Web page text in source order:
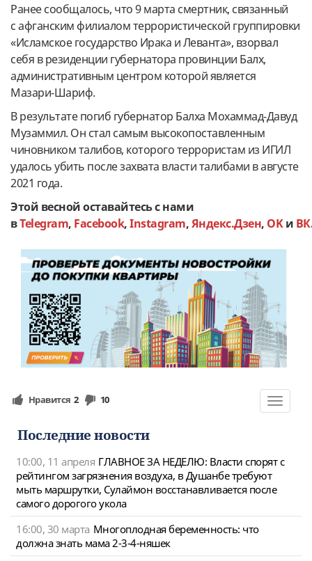
Ранее сообщалось, что 9 марта смертник, связанный
с афганским филиалом террористической группировки
«Исламское государство Ирака и Леванта», взорвал
себя в резиденции губернатора провинции Балх,
административным центром которой является
Мазари-Шариф.
В результате погиб губернатор Балха Мохаммад-Давуд
Музаммил. Он стал самым высокопоставленным
чиновником талибов, которого террористам из ИГИЛ
удалось убить после захвата власти талибами в августе
2021 года.
Этой весной оставайтесь с нами
вTelegram, Facebook,Instagram,Яндекс.Дзен, OKи ВК
Toggle
Нравится 2 10
Последние новости
10:00, 11 апреля ГЛАВНОЕ ЗА НЕДЕЛЮ: Власти спорят с
рейтингом загрязнения воздуха, в Душанбе требуют
мыть маршрутки, Сулаймон восстанавливается после
самого дорогого укола
16:00, 30 марта Многоплодная беременность: что
должна знать мама 2-3-4-няшек